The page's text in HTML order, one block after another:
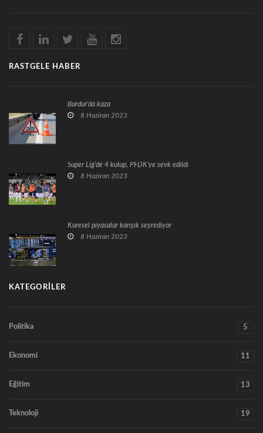
RASTGELE HABER
Burdur'da kaza
8 Haziran 2023
Süper Lig'de 4 kulüp, PFDK'ye sevk edildi
8 Haziran 2023
Küresel piyasalar karışık seyrediyor
8 Haziran 2023
KATEGORILER
Politika 5
Ekonomi 11
Eğitim 13
Teknoloji 19